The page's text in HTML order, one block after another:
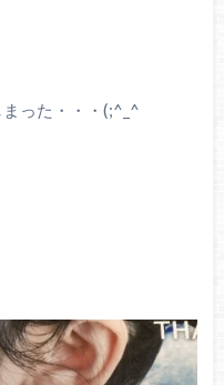
った・・・(;^_^